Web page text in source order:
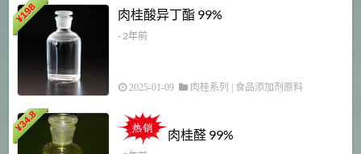
¥
198 肉桂酸异丁酯 99%
- 2年前
2025-01-09 肉桂系列 食品添加剂原料
¥
34.8
肉桂醛 99%